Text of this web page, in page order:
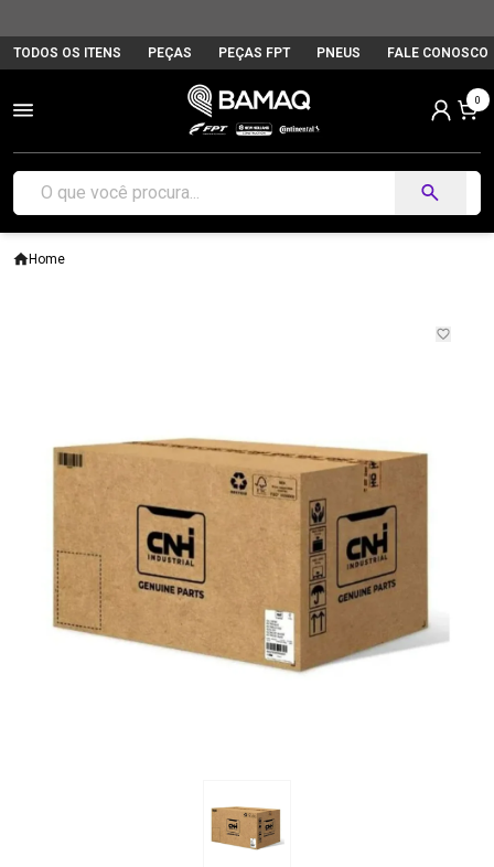
TODOS OS ITENS PEÇAS PEÇAS FPT PNEUS FALE CONOSCO
0
Home